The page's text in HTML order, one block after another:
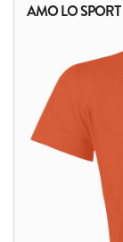
ALTRI PRODOTTI:
AMO LO SPORT